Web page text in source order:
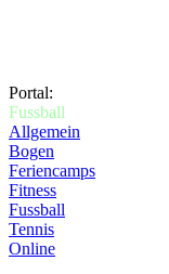
Portal:
Fussball
Allgemein
Bogen
Feriencamps
Fitness
Fussball
Tennis
Online